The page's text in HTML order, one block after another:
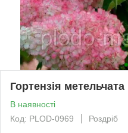
Гортензія
В наявності
Код: PLOD-0969
Роздріб